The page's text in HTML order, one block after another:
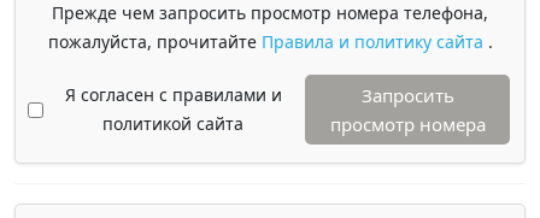
Прежде чем запросить просмотр номера телефона,
пожалуйста, прочитайте Правила и политику сайта .
Я согласен с правилами и
политикой сайта
Запросить
просмотр номера